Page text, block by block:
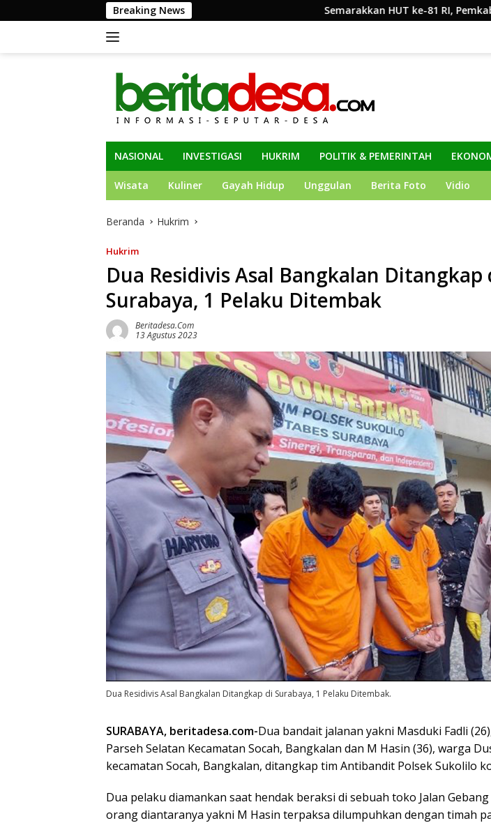
ke
Breaking News Semarakkan HUT ke-81 RI, Pemkab Jombang Gelar
NASIONAL INVESTIGASI HUKRIM POLITIK & PEMERINTAH
Wisata Kuliner Gayah Hidup Unggulan Berita Foto Vidio
Beranda Hukrim
Hukrim
Dua Residivis Asal Bangkalan Ditangkap
Surabaya, 1 Pelaku Ditembak
Beritadesa.com
13 Agustus 2023
Dua Residivis Asal Bangkalan Ditangkap di Surabaya, 1 Pelaku Ditembak.
SURABAYA, beritadesa.com-Dua bandait jalanan yakni Masduki Fadli
Parseh Selatan Kecamatan Socah, Bangkalan dan M Hasin (36), warga
kecamatan Socah, Bangkalan, ditangkap tim Antibandit Polsek Sukolilo
Dua pelaku diamankan saat hendak beraksi di sebuah toko Jalan
orang diantaranya yakni M Hasin terpaksa dilumpuhkan dengan timah